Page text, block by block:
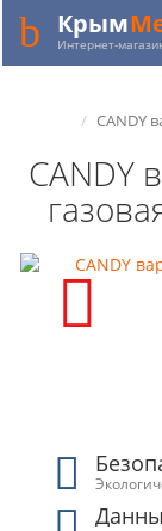
Крым
Интернет-
CANDY
CANDY